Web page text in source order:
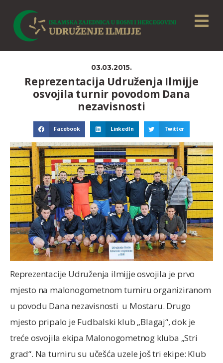
03.03.2015.
Reprezentacija Udruženja Ilmijje
osvojila turnir povodom Dana
nezavisnosti
Facebook LinkedIn Twitter
Reprezentacije Udruženja ilmijje osvojila je prvo
mjesto na malonogometnom turniru organiziranom
u povodu Dana nezavisnosti u Mostaru. Drugo
mjesto pripalo je Fudbalski klub „Blagaj“, dok je
treće osvojila ekipa Malonogometnog kluba „Stri
grad“. Na turniru su učešća uzele još tri ekipe: Klub